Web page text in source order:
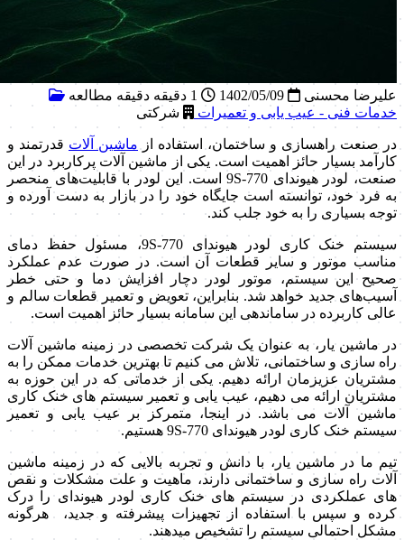
علیرضا محسنی
خدمات فنی - عیب یابی و تعمیرات
شرکتی
در صنعت راهسازی و ساختمان، استفاده از ماشین آلات قدرتمند و
کارآمد بسیار حائز اهمیت است. یکی از ماشین آلات پرکاربرد در این
صنعت، لودر هیوندای 770-9S است. این لودر با قابلیت‌های منحصر
به فرد خود، توانسته است جایگاه خود را در بازار به دست آورده و
توجه بسیاری را به خود جلب کند.
سیستم خنک کاری لودر هیوندای 770-9S، مسئول حفظ دمای
مناسب موتور و سایر قطعات آن است. در صورت عدم عملکرد
صحیح این سیستم، موتور لودر دچار افزایش دما و حتی خطر
آسیب‌های جدید خواهد شد. بنابراین، تعویض و تعمیر قطعات سالم و
عالی کاربرده در ساماندهی این سامانه بسیار حائز اهمیت است.
در ماشین یار، به عنوان یک شرکت تخصصی در زمینه ماشین آلات
راه سازی و ساختمانی، تلاش می کنیم تا بهترین خدمات ممکن را به
مشتریان عزیزمان ارائه دهیم. یکی از خدماتی که در این حوزه به
مشتریان ارائه می دهیم، عیب یابی و تعمیر سیستم های خنک کاری
ماشین آلات می باشد. در اینجا، متمرکز بر عیب یابی و تعمیر
سیستم خنک کاری لودر هیوندای 770-9S هستیم.
تیم ما در ماشین یار، با دانش و تجربه بالایی که در زمینه ماشین
آلات راه سازی و ساختمانی دارند، ماهیت و علت مشکلات و نقص
های عملکردی در سیستم های خنک کاری لودر هیوندای را درک
کرده و سپس با استفاده از تجهیزات پیشرفته و جدید، هرگونه
مشکل احتمالی سیستم را تشخیص میدهند.